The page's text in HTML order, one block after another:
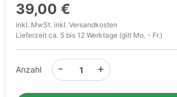
39,00 €
inkl. MwSt. inkl. Versandkosten
Lieferzeit ca. 5 bis 12 Werktage (gilt Mo. - Fr.)
Anzahl +
-